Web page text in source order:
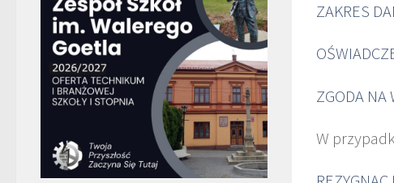
ZAKRES
ZGODA NA
W